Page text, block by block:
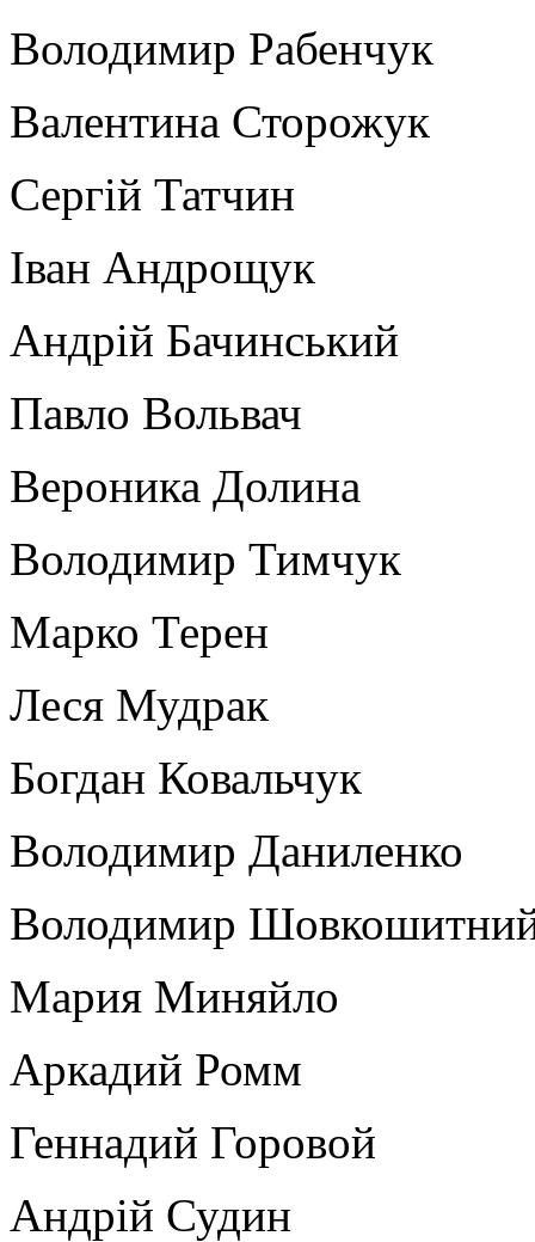
Володимир Рабенчук
Валентина Сторожук
Сергій Татчин
Іван Андрощук
Андрій Бачинський
Павло Вольвач
Вероника Долина
Володимир Тимчук
Марко Терен
Леся Мудрак
Богдан Ковальчук
Володимир Даниленко
Володимир
Мария Миняйло
Аркадий Ромм
Геннадий Горовой
Андрій Судин